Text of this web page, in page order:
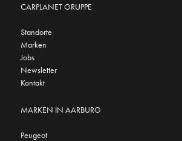
CARPLANET GRUPPE
Standorte
Marken
Jobs
Newsletter
Kontakt
MARKEN IN AARBURG
Peugeot